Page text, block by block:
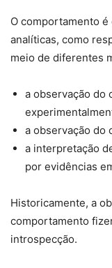
O comportamento
analíticas, como
meio de diferentes
a observação do
a observação do
a interpretação
por evidências
Historicamente, a
comportamento
introspecção.